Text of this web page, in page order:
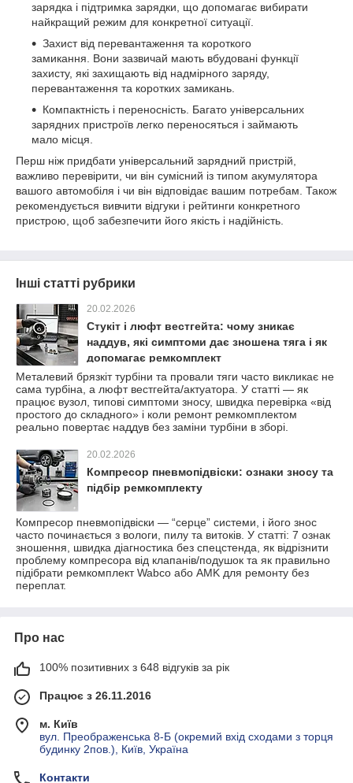
зарядка і підтримка зарядки, що допомагає вибирати
найкращий режим для конкретної ситуації.
Захист від перевантаження та короткого
замикання. Вони зазвичай мають вбудовані функції
захисту, які захищають від надмірного заряду,
перевантаження та коротких замикань.
Компактність і переносність. Багато універсальних
зарядних пристроїв легко переносяться і займають
мало місця.
Перш ніж придбати універсальний зарядний пристрій,
важливо перевірити, чи він сумісний із типом акумулятора
вашого автомобіля і чи він відповідає вашим потребам. Також
рекомендується вивчити відгуки і рейтинги конкретного
пристрою, щоб забезпечити його якість і надійність.
Інші статті рубрики
20.02.2026
Стукіт і люфт вестгейта: чому зникає
наддув, які симптоми дає зношена тяга і як
допомагає ремкомплект
Металевий брязкіт турбіни та провали тяги часто викликає не
сама турбіна, а люфт вестгейта/актуатора. У статті — як
працює вузол, типові симптоми зносу, швидка перевірка «від
простого до складного» і коли ремонт ремкомплектом
реально повертає наддув без заміни турбіни в зборі.
20.02.2026
Компресор пневмопідвіски: ознаки зносу та
підбір ремкомплекту
Компресор пневмопідвіски — “серце” системи, і його знос
часто починається з вологи, пилу та витоків. У статті: 7 ознак
зношення, швидка діагностика без спецстенда, як відрізнити
проблему компресора від клапанів/подушок та як правильно
підібрати ремкомплект Wabco або AMK для ремонту без
переплат.
Про нас
100% позитивних з 648 відгуків за рік
Працює з 26.11.2016
м. Київ
вул. Преображенська 8-Б (окремий вхід сходами з торця
будинку 2пов.), Київ, Україна
Контакти